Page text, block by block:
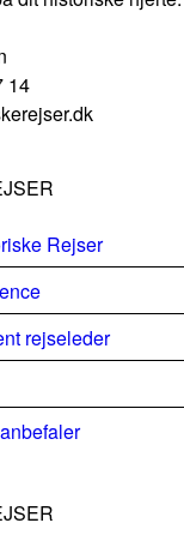
14
Rejser
rejseleder